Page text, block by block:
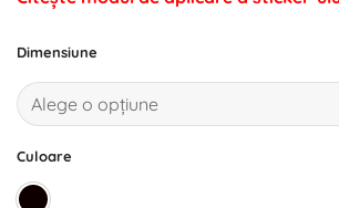
Dimensiune
Culoare